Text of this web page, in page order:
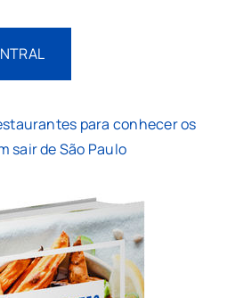
para conhecer os
sair de São Paulo